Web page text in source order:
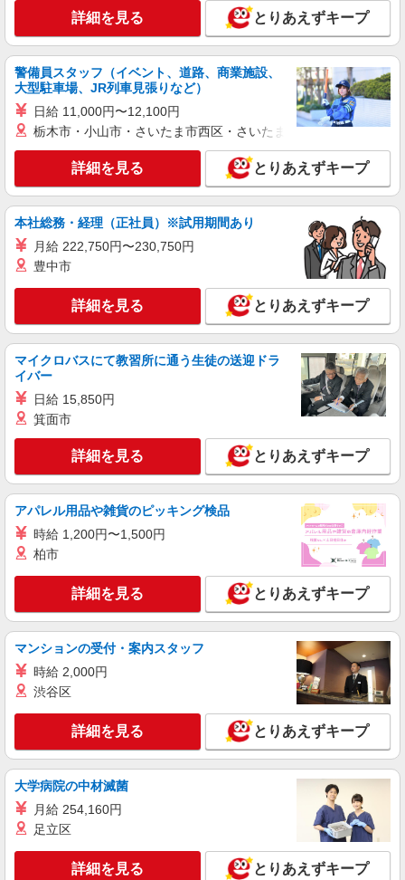
キープ 詳細を見る
派遣社員
パーソルエクセルHRパートナーズ株式会社
部署の材料調達業務や輸出入業務のサポート事
務
時給1,900円〜2,000円（経験・能力による）
※当社規定あり
大阪府門真市／最寄駅：西三荘駅、大日駅 勤
務先名：パナソニックグループ
キープ 詳細を見る
派遣社員
パーソルエクセルHRパートナーズ株式会社
国内の仕入れ手続きや輸出業務などのサポート
事務
※当社規定あり
大阪府門真市／最寄駅：西三荘駅、大日駅 勤
キープ 詳細を見る
派遣社員
パーソルエクセルHRパートナーズ株式会社
価格の登録や納期の連絡など貿易サポート事務
大阪府門真市／最寄駅：西三荘駅、大日駅
キープ 詳細を見る
派遣社員
パーソルエクセルHRパートナーズ株式会社
時給1,650円〜1,750円（経験・能力による）
※当社規定あり
大阪府門真市／最寄駅：西三荘駅、大日駅 勤
務先名：パナソニックグループ
キープ 詳細を見る
派遣社員
パーソルエクセルHRパートナーズ株式会社
詳細を見る とりあえずキープ
警備員スタッフ（イベント、道路、商業施設、
大型駐車場、JR列車見張りなど）
日給 11,000円〜12,100円
栃木市・小山市・さいたま市西区・さいたま市岩槻区・久喜市・
詳細を見る とりあえずキープ
本社総務・経理（正社員）※試用期間あり
月給 222,750円〜230,750円
豊中市
詳細を見る とりあえずキープ
マイクロバスにて教習所に通う生徒の送迎ドラ
イバー
日給 15,850円
箕面市
詳細を見る とりあえずキープ
アパレル用品や雑貨のピッキング検品
時給 1,200円〜1,500円
柏市
詳細を見る とりあえずキープ
マンションの受付・案内スタッフ
時給 2,000円
渋谷区
詳細を見る とりあえずキープ
大学病院の中材滅菌
月給 254,160円
足立区
詳細を見る とりあえずキープ